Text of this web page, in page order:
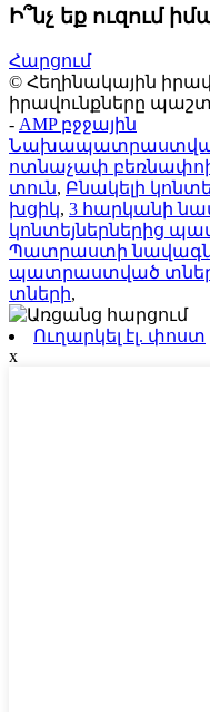
Ի՞նչ եք ուզում
Հարցում
© Հեղինակային
իրավունքները
- AMP բջջային
Նախապատրաստված
ոտնաչափ
տուն, Բնակելի
խցիկ, 3 հարկանի
կոնտեյներներից
Պատրաստի
պատրաստված
տների,
Ուղարկել էլ. փոստ
x